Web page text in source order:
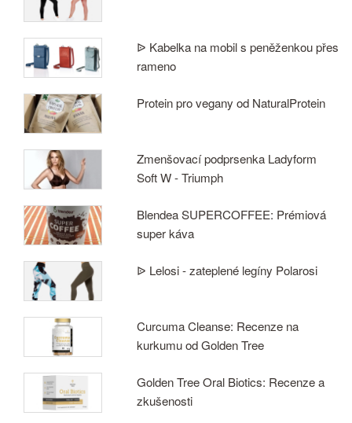
ᐉ Kabelka na mobil s peněženkou přes
rameno
Protein pro vegany od NaturalProtein
Zmenšovací podprsenka Ladyform
Soft W - Triumph
Blendea SUPERCOFFEE: Prémiová
super káva
ᐉ Lelosi - zateplené legíny Polarosi
Curcuma Cleanse: Recenze na
kurkumu od Golden Tree
Golden Tree Oral Biotics: Recenze a
zkušenosti